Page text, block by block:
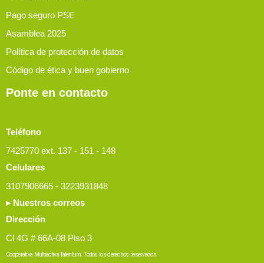
Pago seguro PSE
Asamblea 2025
Política de protección de datos
Código de ética y buen gobierno
Ponte en contacto
Teléfono
7425770 ext. 137 - 151 - 148
Celulares
3107906665 - 3223931848
▸ Nuestros correos
Dirección
Cl 4G # 66A-08 Piso 3
Cooperativa Multiactiva Talentum. Todos los derechos reservados